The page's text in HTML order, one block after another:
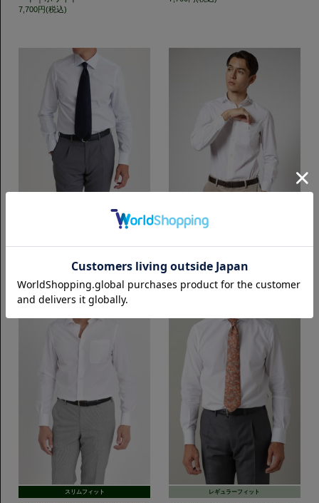
7,700円(税込)
SemiWide 140番手双糸ブロード
Horizontal ポケット付き 140番手
7,700円(税込)
スリムフィット レギュラーフィット